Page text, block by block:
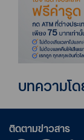
บทความโด
ติดตามข่าวสาร